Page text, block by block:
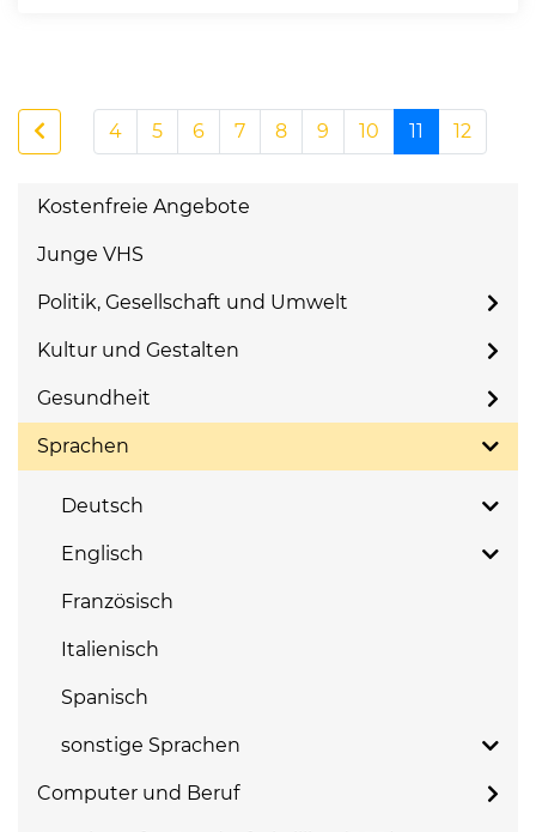
4 5 6 7 8 9 10 11 12
Kostenfreie Angebote
Junge VHS
Politik, Gesellschaft und Umwelt
Kultur und Gestalten
Gesundheit
Sprachen
Deutsch
Englisch
Französisch
Italienisch
Spanisch
sonstige Sprachen
Computer und Beruf